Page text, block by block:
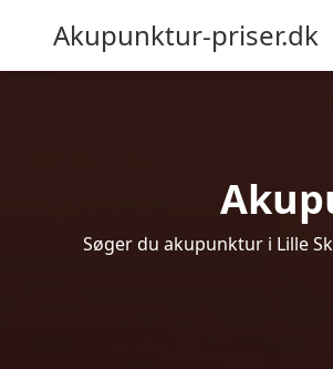
Akupunktur-priser.dk
Søger du akupunktur i Lille